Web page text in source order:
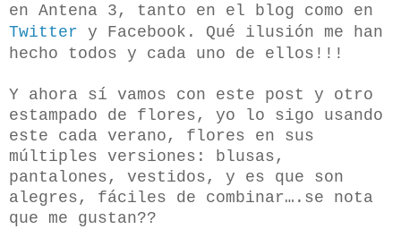
en Antena 3, tanto en el blog como en
Twitter y Facebook. Qué ilusión me han
hecho todos y cada uno de ellos!!!
Y ahora sí vamos con este post y otro
estampado de flores, yo lo sigo usando
este cada verano, flores en sus
múltiples versiones: blusas,
pantalones, vestidos, y es que son
alegres, fáciles de combinar….se nota
que me gustan??